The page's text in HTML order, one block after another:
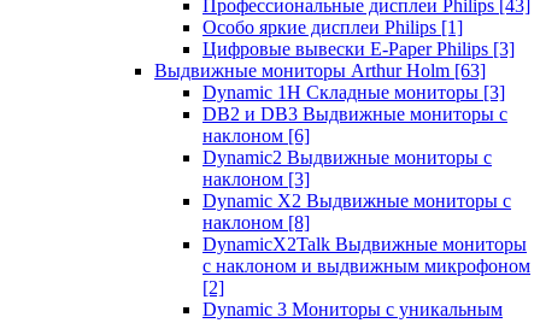
Профессиональные дисплеи Philips [43]
Особо яркие дисплеи Philips [1]
Цифровые вывески E-Paper Philips [3]
Выдвижные мониторы Arthur Holm [63]
Dynamic 1Н Складные мониторы [3]
DB2 и DB3 Выдвижные мониторы с
наклоном [6]
Dynamic2 Выдвижные мониторы с
наклоном [3]
Dynamic X2 Выдвижные мониторы с
наклоном [8]
DynamicX2Talk Выдвижные мониторы
с наклоном и выдвижным микрофоном
[2]
Dynamic 3 Мониторы с уникальным